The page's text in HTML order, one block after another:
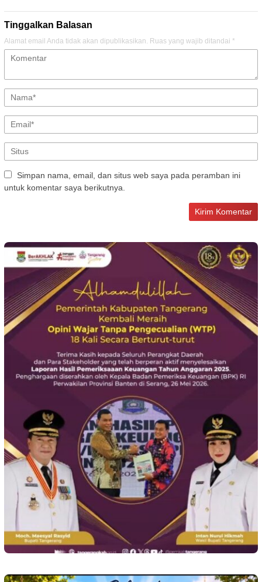
Tinggalkan Balasan
Alamat email Anda tidak akan dipublikasikan. Ruas yang wajib ditandai *
Simpan nama, email, dan situs web saya pada peramban ini
untuk komentar saya berikutnya.